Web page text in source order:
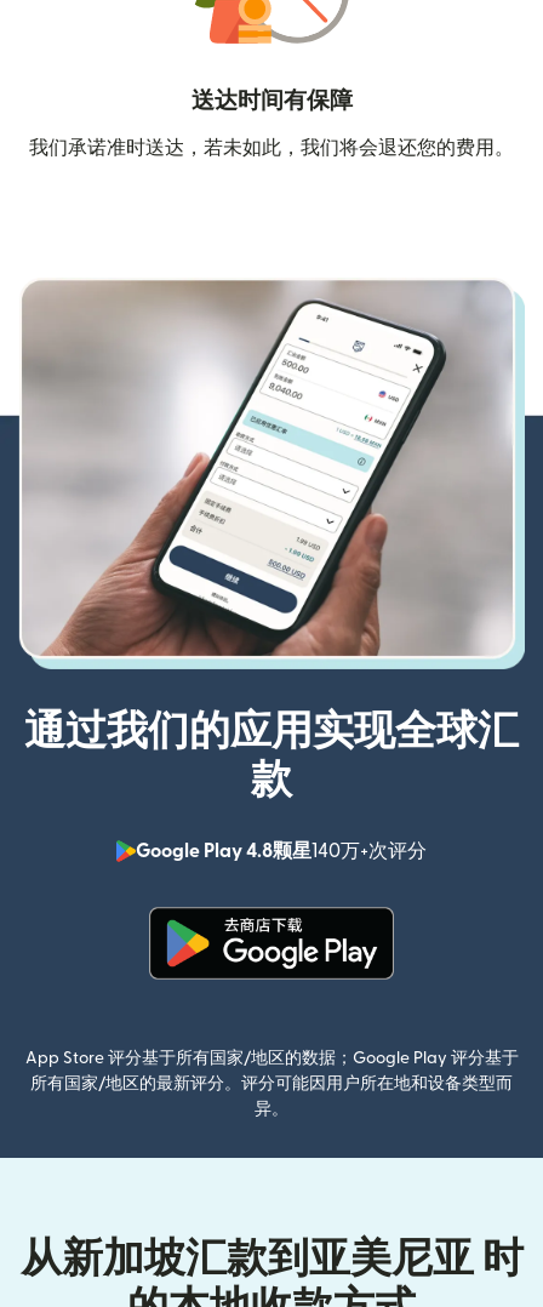
送达时间有保障
我们承诺准时送达，若未如此，我们将会退还您的费用。
通过我们的应用实现全球汇
款
Google Play 4.8颗星140万+次评分
App Store 评分基于所有国家/地区的数据；Google Play 评分基于
所有国家/地区的最新评分。评分可能因用户所在地和设备类型而
异。
从新加坡汇款到亚美尼亚 时